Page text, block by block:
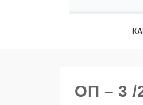
ОП – 3